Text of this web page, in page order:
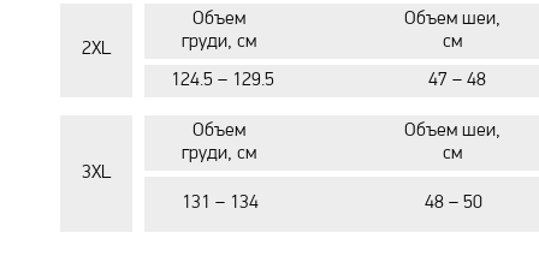
2XL
Объем
груди, см
Объем шеи,
см
124.5 – 129.5
47 – 48
3XL
Объем
груди, см
Объем шеи,
см
131 – 134 48 – 50